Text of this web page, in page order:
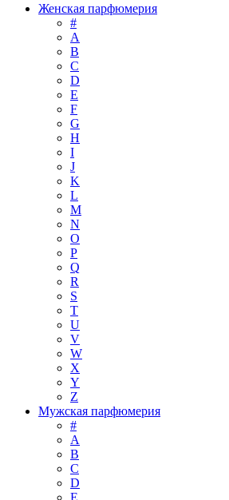
Женская парфюмерия
#
А
B
C
D
E
F
G
H
I
J
K
L
M
N
O
P
Q
R
S
T
U
V
W
X
Y
Z
Мужская парфюмерия
#
A
B
C
D
E